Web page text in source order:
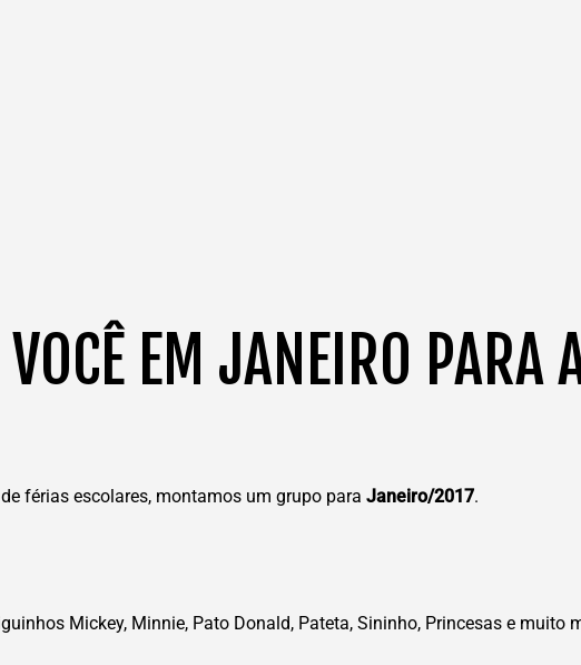
EM JANEIRO PARA
férias escolares, montamos um grupo para Janeiro/2017.
Mickey, Minnie, Pato Donald, Pateta, Sininho, Princesas e muito